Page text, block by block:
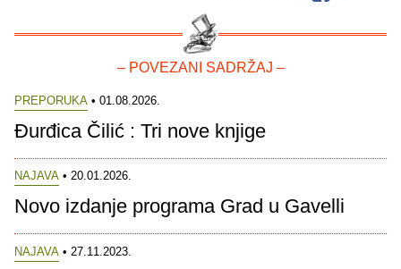
– POVEZANI SADRŽAJ –
PREPORUKA • 01.08.2026.
Đurđica Čilić : Tri nove knjige
NAJAVA • 20.01.2026.
Novo izdanje programa Grad u Gavelli
NAJAVA • 27.11.2023.